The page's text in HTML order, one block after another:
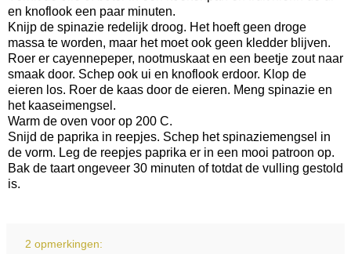
en knoflook een paar minuten.
Knijp de spinazie redelijk droog. Het hoeft geen droge
massa te worden, maar het moet ook geen kledder blijven.
Roer er cayennepeper, nootmuskaat en een beetje zout naar
smaak door. Schep ook ui en knoflook erdoor. Klop de
eieren los. Roer de kaas door de eieren. Meng spinazie en
het kaaseimengsel.
Warm de oven voor op 200 C.
Snijd de paprika in reepjes. Schep het spinaziemengsel in
de vorm. Leg de reepjes paprika er in een mooi patroon op.
Bak de taart ongeveer 30 minuten of totdat de vulling gestold
is.
2 opmerkingen: